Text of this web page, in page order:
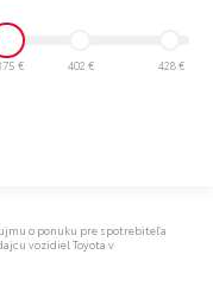
€ 402 € 428 €
o ponuku pre spotrebiteľa
vozidiel Toyota v